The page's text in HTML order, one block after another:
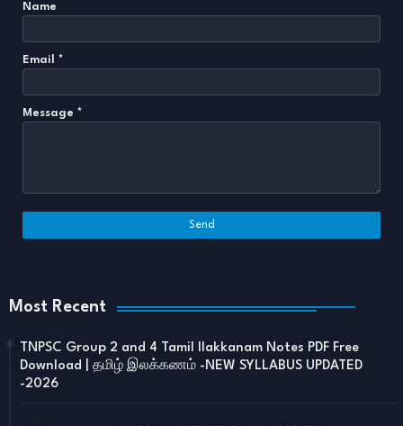
Name
Email *
Message *
Most Recent
TNPSC Group 2 and 4 Tamil Ilakkanam Notes PDF Free
Download | தமிழ் இலக்கணம் -NEW SYLLABUS UPDATED
-2026